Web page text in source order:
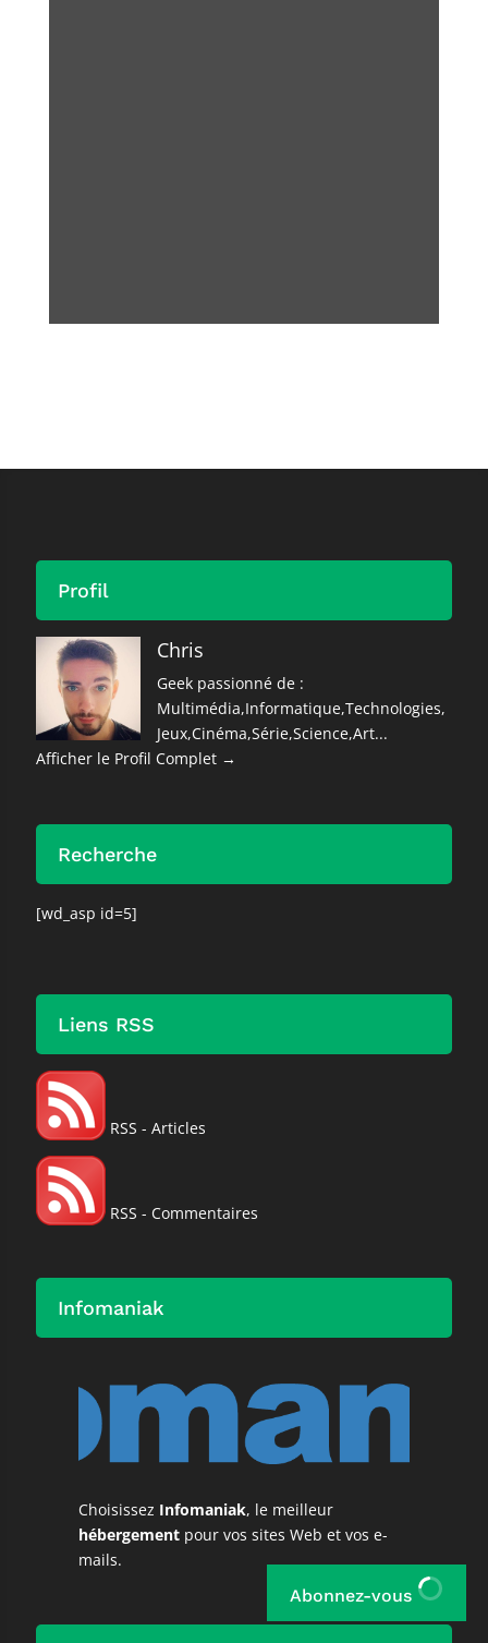
Profil
Chris
Geek passionné de :
Multimédia,Informatique,Technologies,
Jeux,Cinéma,Série,Science,Art...
Afficher le Profil Complet →
Recherche
[wd_asp id=5]
Liens RSS
RSS - Articles
RSS - Commentaires
Infomaniak
Choisissez Infomaniak, le meilleur
hébergementpour vos sites Web et vos e-
mails.
Abonnez-vous